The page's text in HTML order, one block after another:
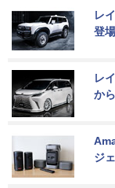
レ
登
レ
か
ジ